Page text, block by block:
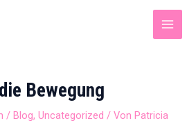
Bewegung
/Blog,Uncategorized / VonPatricia